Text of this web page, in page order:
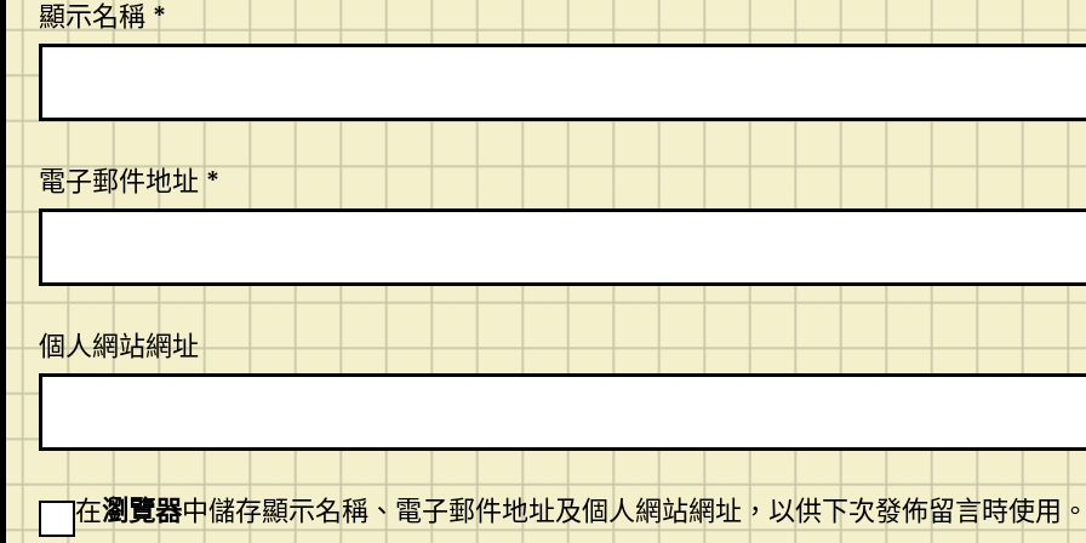
顯示名稱 *
電子郵件地址 *
個人網站網址
在瀏覽器中儲存顯示名稱、電子郵件地址及個人網站網址，以供下次發佈留言時使用